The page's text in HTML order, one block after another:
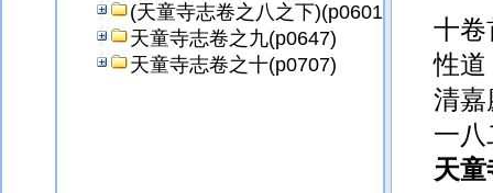
(天童寺志卷之八之下)(p0601)
天童寺志卷之九(p0647)
天童寺志卷之十(p0707)
十
性
清嘉
一八
天童